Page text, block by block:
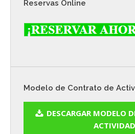
Reservas Online
Modelo de Contrato de
DESCARGAR MODELO
ACTIVIDAD